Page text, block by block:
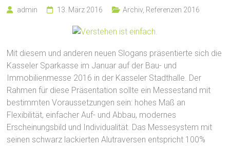
admin 13. März 2016 Archiv, Referenzen 2016
Mit diesem und anderen neuen Slogans präsentierte sich die
Kasseler Sparkasse im Januar auf der Bau- und
Immobilienmesse 2016 in der Kasseler Stadthalle. Der
Rahmen für diese Präsentation sollte ein Messestand mit
bestimmten Voraussetzungen sein: hohes Maß an
Flexibilität, einfacher Auf- und Abbau, modernes
Erscheinungsbild und Individualität. Das Messesystem mit
seinen schwarz lackierten Alutraversen entspricht 100%